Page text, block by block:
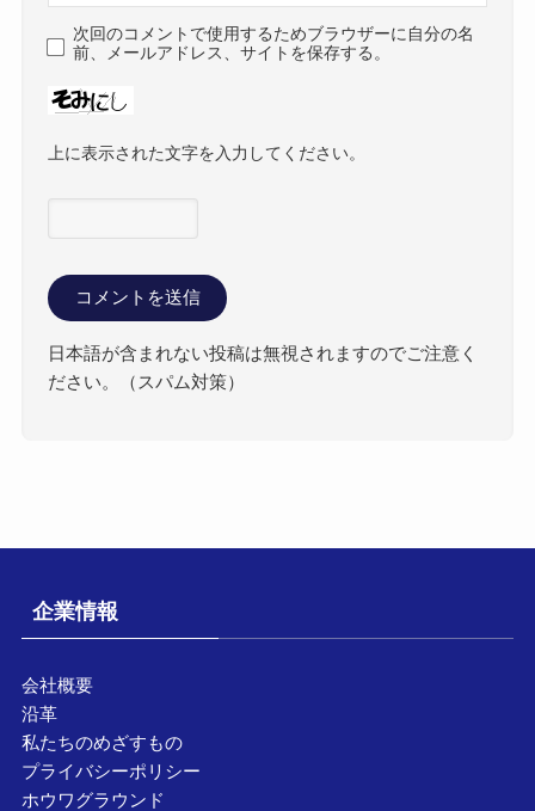
次回のコメントで使用するためブラウザーに自分の名
前、メールアドレス、サイトを保存する。
上に表示された文字を入力してください。
日本語が含まれない投稿は無視されますのでご注意く
ださい。（スパム対策）
企業情報
会社概要
沿革
私たちのめざすもの
プライバシーポリシー
ホウワグラウンド